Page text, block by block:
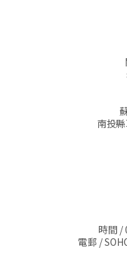
南投
時間 /
電郵 /